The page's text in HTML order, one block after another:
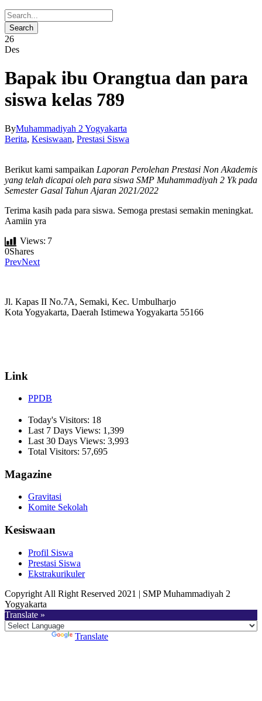
26
Des
Bapak ibu Orangtua dan para
siswa kelas 789
ByMuhammadiyah 2 Yogyakarta
Berita, Kesiswaan, Prestasi Siswa
Berikut kami sampaikan Laporan Perolehan Prestasi Non Akademis
yang telah dicapai oleh para siswa SMP Muhammadiyah 2 Yk pada
Semester Gasal Tahun Ajaran 2021/2022
Terima kasih pada para siswa. Semoga prestasi semakin meningkat.
Aamiin yra
Views: 7
0Shares
PrevNext
Jl. Kapas II No.7A, Semaki, Kec. Umbulharjo
Kota Yogyakarta, Daerah Istimewa Yogyakarta 55166
Link
PPDB
Today's Visitors: 18
Last 7 Days Views: 1,399
Last 30 Days Views: 3,993
Total Visitors: 57,695
Magazine
Gravitasi
Komite Sekolah
Kesiswaan
Profil Siswa
Prestasi Siswa
Ekstrakurikuler
Copyright All Right Reserved 2021 | SMP Muhammadiyah 2
Yogyakarta
Translate »
Translate